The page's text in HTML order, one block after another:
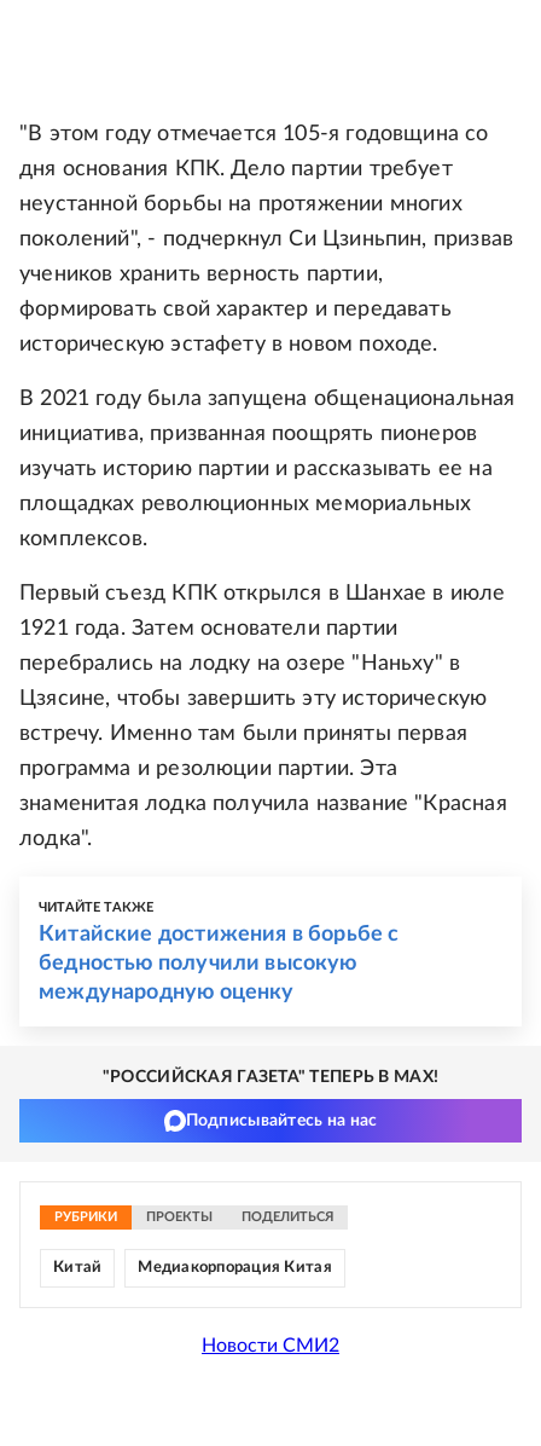
"В этом году отмечается 105-я годовщина со
дня основания КПК. Дело партии требует
неустанной борьбы на протяжении многих
поколений", - подчеркнул Си Цзиньпин, призвав
учеников хранить верность партии,
формировать свой характер и передавать
историческую эстафету в новом походе.
В 2021 году была запущена общенациональная
инициатива, призванная поощрять пионеров
изучать историю партии и рассказывать ее на
площадках революционных мемориальных
комплексов.
Первый съезд КПК открылся в Шанхае в июле
1921 года. Затем основатели партии
перебрались на лодку на озере "Наньху" в
Цзясине, чтобы завершить эту историческую
встречу. Именно там были приняты первая
программа и резолюции партии. Эта
знаменитая лодка получила название "Красная
лодка".
ЧИТАЙТЕ ТАКЖЕ
Китайские достижения в борьбе с
бедностью получили высокую
международную оценку
"РОССИЙСКАЯ ГАЗЕТА" ТЕПЕРЬ В MAX!
Подписывайтесь на нас
РУБРИКИ ПРОЕКТЫ ПОДЕЛИТЬСЯ
Китай Медиакорпорация Китая
Новости СМИ2